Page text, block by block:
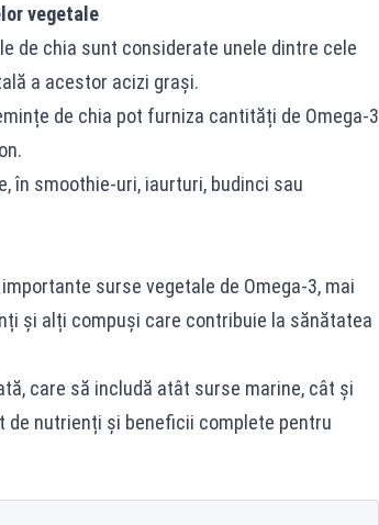
vegetale
de chia sunt considerate unele dintre cele
a acestor acizi grași.
de chia pot furniza cantități de Omega-3
în smoothie-uri, iaurturi, budinci sau
surse vegetale de Omega-3, mai
și alți compuși care contribuie la sănătatea
care să includă atât surse marine, cât și
de nutrienți și beneficii complete pentru